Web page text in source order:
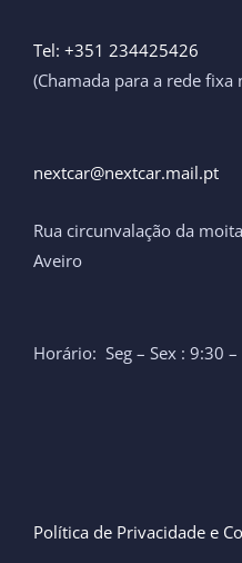
Tel: +351 234425426
(Chamada para a rede fixa
nextcar@nextcar.mail.pt ​
Rua circunvalação da
Aveiro
Horário: Seg – Sex : 9:30
Política de Privacidade e